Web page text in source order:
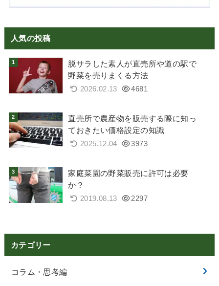
人気の投稿
脱サラした素人が直売所や道の駅で
野菜を売りまくる方法
2026.02.13 4681
直売所で農産物を販売する際に知っ
ておきたい価格設定の知識
2025.12.04 3973
家庭菜園の野菜販売に許可は必要
か？
2019.08.13 2297
カテゴリー
コラム・思考編